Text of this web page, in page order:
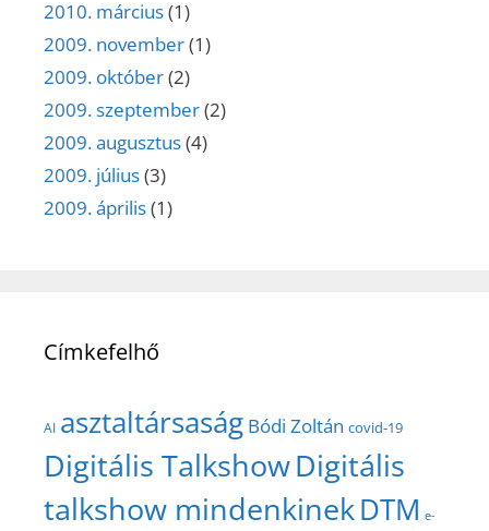
2010. március(1)
2009. november(1)
2009. október(2)
2009. szeptember(2)
2009. augusztus(4)
2009. július(3)
2009. április(1)
Címkefelhő
AI asztaltársaság Bódi Zoltán covid-19
Digitális TalkshowDigitális
talkshow mindenkinekDTM e-